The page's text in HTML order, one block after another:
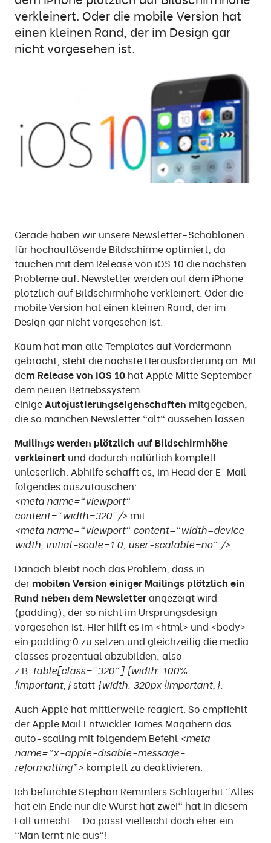
verkleinert. Oder die mobile Version hat
einen kleinen Rand, der im Design gar
nicht vorgesehen ist.
Gerade haben wir unsere Newsletter-Schablonen
für hochauflösende Bildschirme optimiert, da
tauchen mit dem Release von iOS 10 die nächsten
Probleme auf. Newsletter werden auf dem iPhone
plötzlich auf Bildschirmhöhe verkleinert. Oder die
mobile Version hat einen kleinen Rand, der im
Design gar nicht vorgesehen ist.
Kaum hat man alle Templates auf Vordermann
gebracht, steht die nächste Herausforderung an. Mit
dem Release von iOS 10 hat Apple Mitte September
dem neuen Betriebssystem
einigeAutojustierungseigenschaften mitgegeben,
die so manchen Newsletter "alt" aussehen lassen.
Mailings werden plötzlich auf Bildschirmhöhe
verkleinert und dadurch natürlich komplett
unleserlich. Abhilfe schafft es, im Head der E-Mail
folgendes auszutauschen:
<meta name="viewport"
content="width=320"/> mit
<meta name="viewport" content="width=device-
width, initial-scale=1.0, user-scalable=no" />
Danach bleibt noch das Problem, dass in
der mobilen Version einiger Mailings plötzlich ein
Rand neben dem Newsletterangezeigt wird
(padding), der so nicht im Ursprungsdesign
vorgesehen ist. Hier hilft es im <html> und <body>
ein padding:0 zu setzen und gleichzeitig die media
classes prozentual abzubilden, also
z.B. table[class="320"] {width: 100%
!important;}statt {width: 320px !important;}.
Auch Apple hat mittlerweile reagiert. So empfiehlt
der Apple Mail Entwickler James Magahern das
auto-scaling mit folgendem Befehl <meta
name=”x-apple-disable-message-
reformatting”> komplett zu deaktivieren.
Ich befürchte Stephan Remmlers Schlagerhit "Alles
hat ein Ende nur die Wurst hat zwei" hat in diesem
Fall unrecht … Da passt vielleicht doch eher ein
"Man lernt nie aus"!